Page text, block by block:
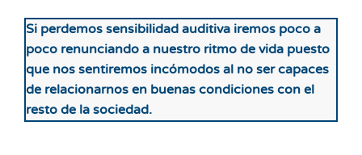
Si perdemos sensibilidad auditiva iremos poco a
poco renunciando a nuestro ritmo de vida puesto
que nos sentiremos incómodos al no ser capaces
de relacionarnos en buenas condiciones con el
resto de la sociedad.